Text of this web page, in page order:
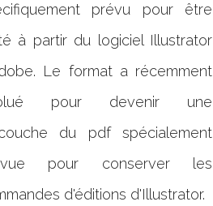
prévu pour être
à partir du logiciel Illustrator
Le format a récemment
pour devenir une
du pdf spécialement
pour conserver les
d'éditions d'Illustrator.